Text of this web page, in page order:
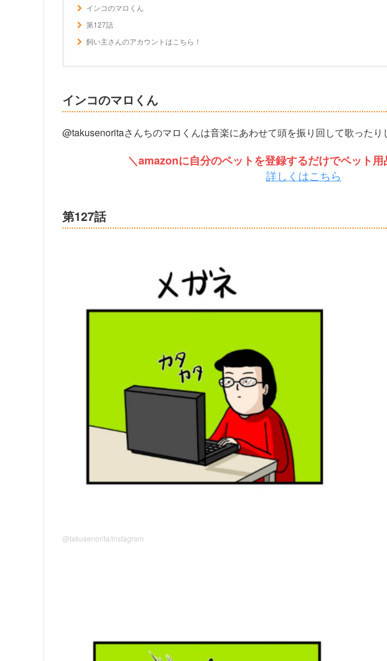
インコのマロくん
第127話
飼い主さんのアカウントはこちら！
インコのマロくん
@takusenoritaさんちのマロくんは音楽にあわせて頭を振り回して歌ったり
＼amazonに自分のペットを登録するだけでペット
詳しくはこちら
第127話
@takusenorita/instagram